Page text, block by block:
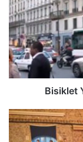
Bisiklet